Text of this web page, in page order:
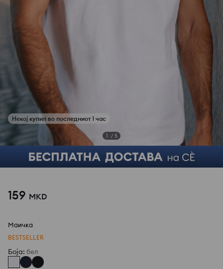
1 / 5
159 MKD
Маичка
BESTSELLER
Боја: бел